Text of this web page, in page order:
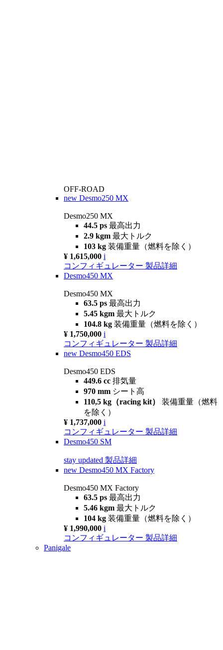
OFF-ROAD
new Desmo250 MX
Desmo250 MX
44.5 ps 最高出力
2.9 kgm 最大トルク
103 kg 装備重量（燃料を除く）
¥ 1,615,000 i
コンフィギュレーター 製品詳細
Desmo450 MX
Desmo450 MX
63.5 ps 最高出力
5.45 kgm 最大トルク
104.8 kg 装備重量（燃料を除く）
¥ 1,750,000 i
コンフィギュレーター 製品詳細
new Desmo450 EDS
Desmo450 EDS
449.6 cc 排気量
970 mm シート高
110,5 kg（racing kit） 装備重量（燃料
を除く）
¥ 1,737,000 i
コンフィギュレーター 製品詳細
Desmo450 SM
stay updated 製品詳細
new Desmo450 MX Factory
Desmo450 MX Factory
63.5 ps 最高出力
5.46 kgm 最大トルク
104 kg 装備重量（燃料を除く）
¥ 1,990,000 i
コンフィギュレーター 製品詳細
Panigale